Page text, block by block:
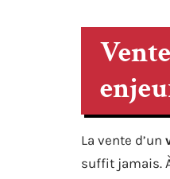
La vente d’un
suffit jamais.